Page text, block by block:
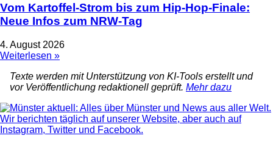
Vom Kartoffel-Strom bis zum Hip-Hop-Finale:
Neue Infos zum NRW-Tag
4. August 2026
Weiterlesen »
Texte werden mit Unterstützung von KI-Tools erstellt und
vor Veröffentlichung redaktionell geprüft. Mehr dazu